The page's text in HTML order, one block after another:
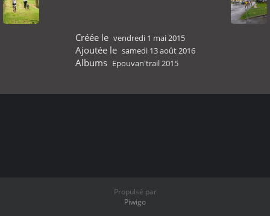
Créée le vendredi 1 mai 2015
Ajoutée le samedi 13 août 2016
Albums Epouvan'trail 2015
Propulsé par
Piwigo